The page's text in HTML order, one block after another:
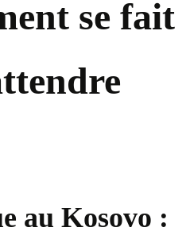
se fait
au Kosovo :